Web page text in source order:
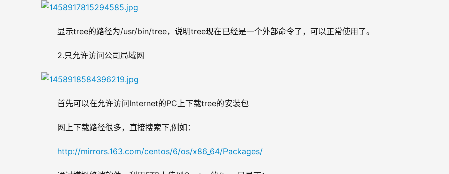
显示tree的路径为/usr/bin/tree，说明tree现在已经是一个外部命令了，可以正常使用了。
2.只允许访问公司局域网
首先可以在允许访问Internet的PC上下载tree的安装包
网上下载路径很多，直接搜索下,例如：
http://mirrors.163.com/centos/6/os/x86_64/Packages/